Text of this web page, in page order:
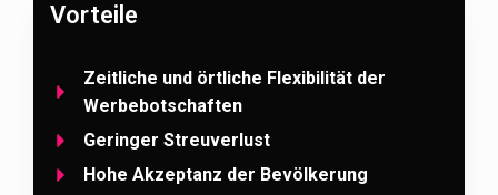
Vorteile
Zeitliche und örtliche Flexibilität der
Werbebotschaften
Geringer Streuverlust
Hohe Akzeptanz der Bevölkerung